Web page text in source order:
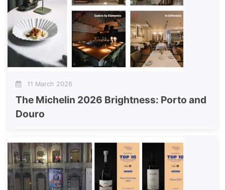
11 March 2026
The Michelin 2026 Brightness: Porto and
Douro